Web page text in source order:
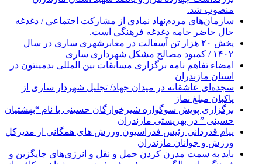
منصوب شد.
سازمان‌هاي مردم‌نهاد نمادي از مشاركت اجتماعي / دغدغه
حال حاضر جامه دغدغه فرهنگی است.
پخش ۲۰ هزار تن آسفالت در معابرشهری ساری در سال
۱۴۰۲ / کمبود مصالح مشکل شهرداری ساری
امضاء تفاهم نامه برگزاری مسابقات بین المللی بدمینتون در
استان مازندران
سجده‌ای عاشقانه در میدان جهاد/ تجلیل شهردار ساری از
پاکبان مبلغ نماز
برگزاری پویش سوگواره شیرخوارگان حسینی با نام “بهشتیان
حسینی ” در بهزیستی مازندران
پیام قدردانی رئیس فدراسیون ورزش های همگانی از مدیرکل
ورزش و جوانان مازندران
باید به سمت مدرن کردن حمل و نقل و انرژی‌های جایگزین و